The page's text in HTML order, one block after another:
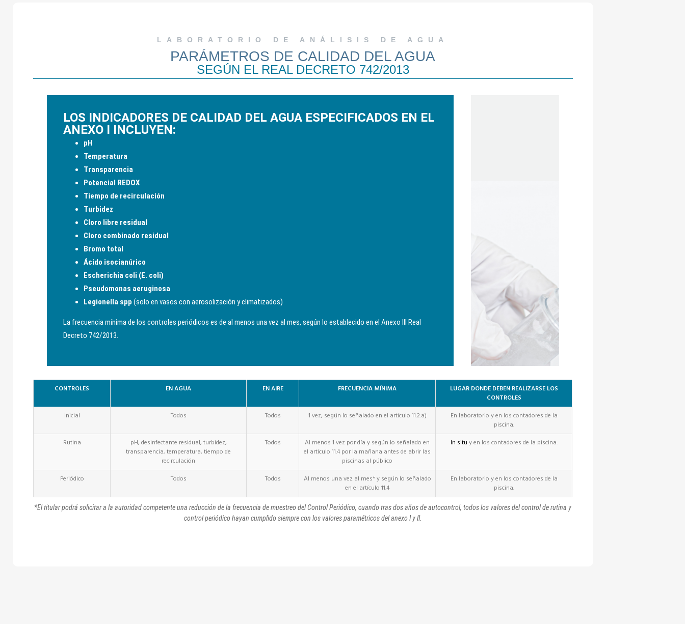
LABORATORIO DE ANÁLISIS DE AGUA
PARÁMETROS DE CALIDAD DEL AGUA
SEGÚN EL REAL DECRETO 742/2013
LOS INDICADORES DE CALIDAD DEL AGUA ESPECIFICADOS EN EL
ANEXO I INCLUYEN:
pH
Temperatura
Transparencia
Potencial REDOX
Tiempo de recirculación
Turbidez
Cloro libre residual
Cloro combinado residual
Bromo total
Ácido isocianúrico
Escherichia coli (E. coli)
Pseudomonas aeruginosa
Legionella spp (solo en vasos con aerosolización y climatizados)
La frecuencia mínima de los controles periódicos es de al menos una vez al mes, según lo establecido en el Anexo III Real
Decreto 742/2013.
CONTROLES EN AGUA EN AIRE FRECUENCIA MÍNIMA
LUGAR DONDE DEBEN REALIZARSE LOS
CONTROLES
Inicial
Todos Todos 1 vez, según lo señalado en el artículo 11.2.a)
En laboratorio y en los contadores de la
piscina.
Rutina
pH, desinfectante residual, turbidez,
transparencia, temperatura, tiempo de
recirculación
Todos
Al menos 1 vez por día y según lo señalado en
el artículo 11.4 por la mañana antes de abrir las
piscinas al público
In situ y en los contadores de la piscina.
Periódico Todos Todos
Al menos una vez al mes* y según lo señalado
en el artículo 11.4
En laboratorio y en los contadores de la
piscina.
*El titular podrá solicitar a la autoridad competente una reducción de la frecuencia de muestreo del Control Periódico, cuando tras dos años de autocontrol, todos los valores del control de rutina y
control periódico hayan cumplido siempre con los valores paramétricos del anexo I y II.